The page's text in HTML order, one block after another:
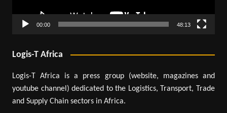
00:00 48:13
Logis-T Africa
Logis-T Africa is a press group (website, magazines and
youtube channel) dedicated to the Logistics, Transport, Trade
and Supply Chain sectors in Africa.